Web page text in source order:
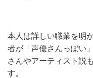
本人は詳しい職業を明
者が「声優さんっぽい
さんやアーティスト説
す。